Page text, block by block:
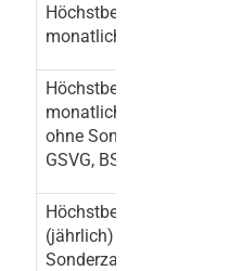
Höchstbeitragsgrundlage
monatlich
Höchstbeitragsgrundlage
monatlich für Freie DN
ohne Sonderzahlungen;
GSVG, BSVG
Höchstbeitragsgrundlage
(jährlich) für
Sonderzahlungen